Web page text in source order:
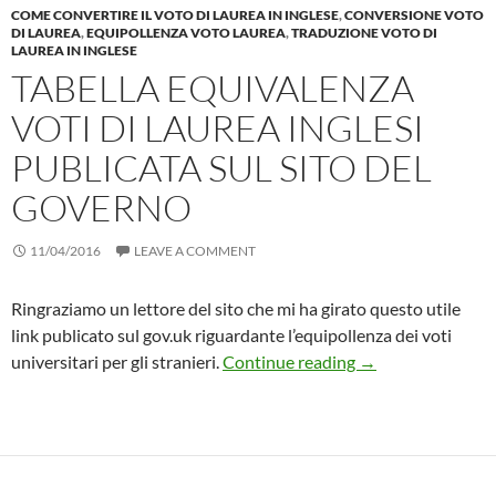
COME CONVERTIRE IL VOTO DI LAUREA IN INGLESE,CONVERSIONE VOTO
DI LAUREA,EQUIPOLLENZA VOTO LAUREA,TRADUZIONE VOTO DI
LAUREA IN INGLESE
TABELLA EQUIVALENZA
VOTI DI LAUREA INGLESI
PUBLICATA SUL SITO DEL
GOVERNO
11/04/2016 LEAVE A COMMENT
Ringraziamo un lettore del sito che mi ha girato questo utile
link publicato sul gov.uk riguardante l’equipollenza dei voti
universitari per gli stranieri.Continue reading Tabella
→